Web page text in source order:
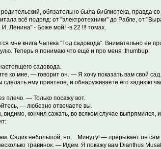
обязательно была библиотека, правда
всё подряд: от "электротехники" до Рабле, от
Ленина" - Боже мой! -в 22 !!! томах.
мне книга Чапека "Год садовода". Внимательно её
Теперь я понимаю что ещё и про меня :thumbup:
садовода.
ко мне, — говорит он. — Я хочу показать вам свой
ему приятное, и обнаруживаете его заднюю
плечо. — Только посажу вот.
— любезно отвечаете вы.
видимо, кончил сажать, во всяком случае выпрямился,
Садик небольшой, но… Минуту! — прерывает он сам
травинок. — Идем. Я покажу вам Dianthus